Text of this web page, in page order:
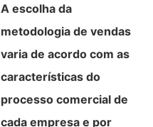
A escolha da
metodologia de vendas
varia de acordo com as
características do
processo comercial de
cada empresa e por